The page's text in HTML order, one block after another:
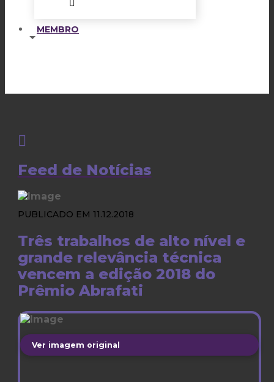
MEMBRO
Feed de Notícias
PUBLICADO EM 11.12.2018
Três trabalhos de alto nível e
grande relevância técnica
vencem a edição 2018 do
Prêmio Abrafati
Ver imagem original